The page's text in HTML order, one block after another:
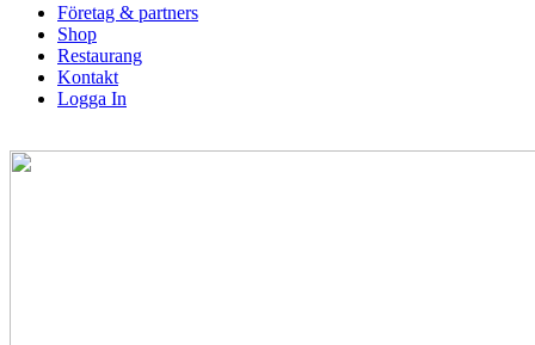
Företag & partners
Shop
Restaurang
Kontakt
Logga In